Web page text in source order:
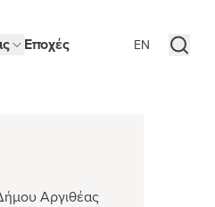
EN
Εποχές
Αργιθέας